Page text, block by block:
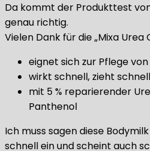
Da kommt der Produkttest
genau richtig.
Vielen Dank für die „Mixa Urea
eignet sich zur Pflege
wirkt schnell, zieht
mit 5 % reparierender
Panthenol
Ich muss sagen diese
schnell ein und scheint auch